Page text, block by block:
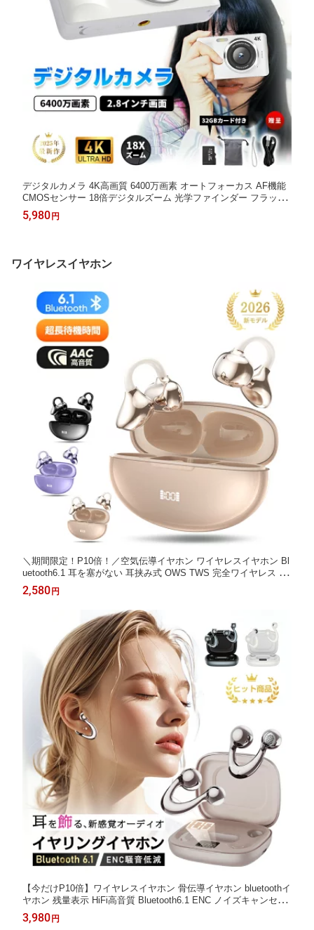
デジタルカメラ 4K高画質 6400万画素 オートフォーカス AF機能
CMOSセンサー 18倍デジタルズーム 光学ファインダー フラッシ
ュ 2.8インチスクリーン 手ぶれ補正 連続撮影 USB充電 大容量バ
ッテリー コンパクト
5,980円
ワイヤレスイヤホン
＼期間限定！P10倍！／空気伝導イヤホン ワイヤレスイヤホン Bl
uetooth6.1 耳を塞がない 耳挟み式 OWS TWS 完全ワイヤレス 低
遅延 HiFi高音質 指向性音声 軽量 快適装着 長時間再生 ENCノイ
ズキャンセリング マイク内蔵 防水防滴 iPhone17 iPhone16e Andr
2,580円
【今だけP10倍】ワイヤレスイヤホン 骨伝導イヤホン bluetoothイ
ヤホン 残量表示 HiFi高音質 Bluetooth6.1 ENC ノイズキャンセリ
ング 自動ペアリング 長時間再生 安定接続 Type‐C急速充電 イヤ
ーカフ型 防水 耳かけイヤホン マイク内蔵 iPhone/Android 旅行
3,980円